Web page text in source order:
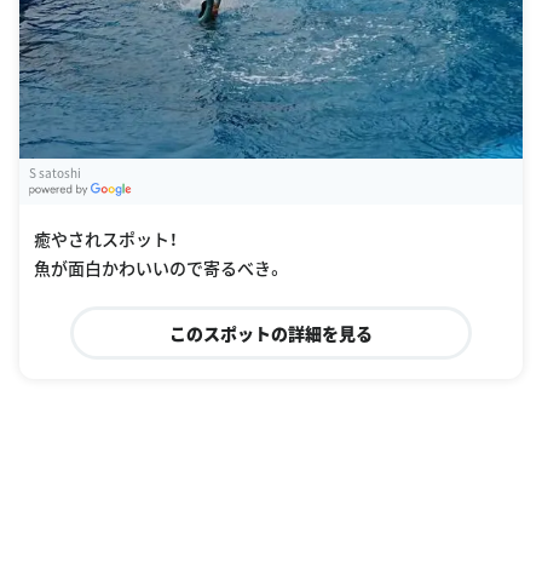
S satoshi
癒やされスポット！
魚が面白かわいいので寄るべき。
このスポットの詳細を見る